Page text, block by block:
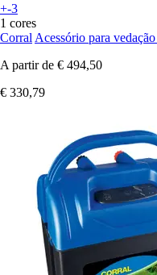
+-3
1 cores
Corral Acessório para
A partir de € 494,50
€ 330,79